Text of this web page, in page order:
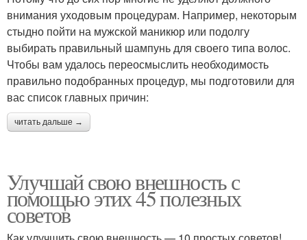
внимания уходовым процедурам. Например, некоторым
стыдно пойти на мужской маникюр или подолгу
выбирать правильный шампунь для своего типа волос.
Чтобы вам удалось переосмыслить необходимость
правильно подобранных процедур, мы подготовили для
вас список главных причин:
читать дальше →
Улучшай свою внешность с
помощью этих 45 полезных
советов